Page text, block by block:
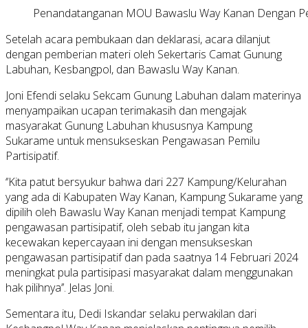
Penandatanganan MOU Bawaslu Way Kanan Dengan
Setelah acara pembukaan dan deklarasi, acara dilanjut
dengan pemberian materi oleh Sekertaris Camat Gunung
Labuhan, Kesbangpol, dan Bawaslu Way Kanan.
Joni Efendi selaku Sekcam Gunung Labuhan dalam materinya
menyampaikan ucapan terimakasih dan mengajak
masyarakat Gunung Labuhan khususnya Kampung
Sukarame untuk mensukseskan Pengawasan Pemilu
Partisipatif.
‘’Kita patut bersyukur bahwa dari 227 Kampung/Kelurahan
yang ada di Kabupaten Way Kanan, Kampung Sukarame yang
dipilih oleh Bawaslu Way Kanan menjadi tempat Kampung
pengawasan partisipatif, oleh sebab itu jangan kita
kecewakan kepercayaan ini dengan mensukseskan
pengawasan partisipatif dan pada saatnya 14 Februari 2024
meningkat pula partisipasi masyarakat dalam menggunakan
hak pilihnya’’. Jelas Joni.
Sementara itu, Dedi Iskandar selaku perwakilan dari